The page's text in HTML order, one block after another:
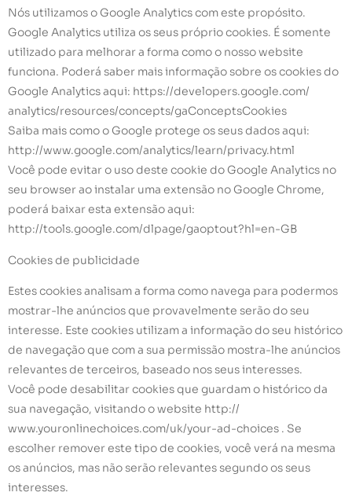
Nós utilizamos o Google Analytics com este propósito.
Google Analytics utiliza os seus próprio cookies. É somente
utilizado para melhorar a forma como o nosso website
funciona. Poderá saber mais informação sobre os cookies do
Google Analytics aqui: https://developers.google.com/
analytics/resources/concepts/gaConceptsCookies
Saiba mais como o Google protege os seus dados aqui:
http://www.google.com/analytics/learn/privacy.html
Você pode evitar o uso deste cookie do Google Analytics no
seu browser ao instalar uma extensão no Google Chrome,
poderá baixar esta extensão aqui:
http://tools.google.com/dlpage/gaoptout?hl=en-GB
Cookies de publicidade
Estes cookies analisam a forma como navega para podermos
mostrar-lhe anúncios que provavelmente serão do seu
interesse. Este cookies utilizam a informação do seu histórico
de navegação que com a sua permissão mostra-lhe anúncios
relevantes de terceiros, baseado nos seus interesses.
Você pode desabilitar cookies que guardam o histórico da
sua navegação, visitando o website http://
www.youronlinechoices.com/uk/your-ad-choices . Se
escolher remover este tipo de cookies, você verá na mesma
os anúncios, mas não serão relevantes segundo os seus
interesses.